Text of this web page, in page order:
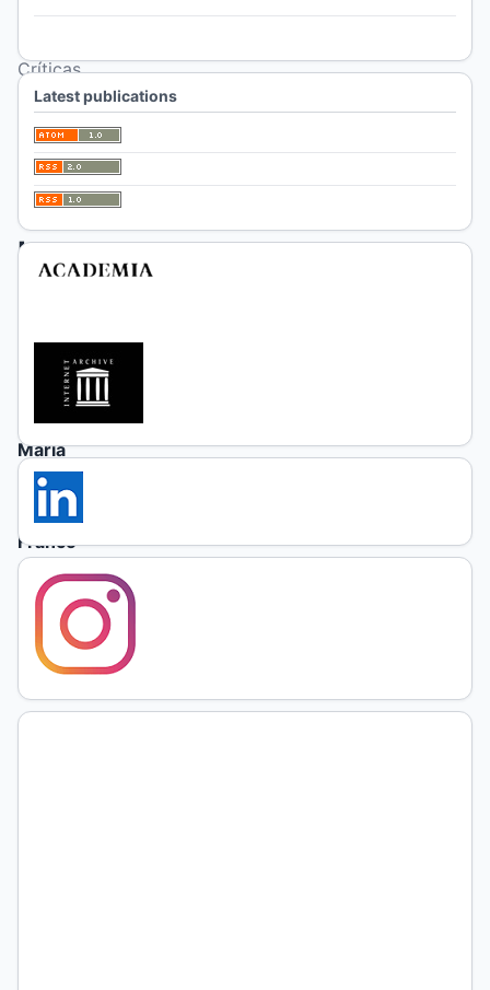
Críticas
Apple,
Michael;
Goodson,
Ivor
Edgardo
María
Graciela
Franco
Universidad
Nacional de
La Pampa
Abstract
Latest publications